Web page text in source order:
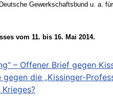
Gewerkschaftsbund u. a.
vom 11. bis 16. Mai 2014.
– Offener Brief gegen
die „Kissinger-